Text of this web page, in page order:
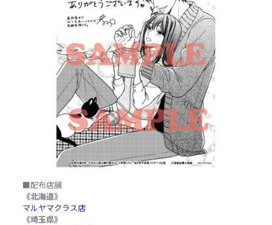
■配布店舗
《北海道》
マルヤマクラス店
《埼玉県》